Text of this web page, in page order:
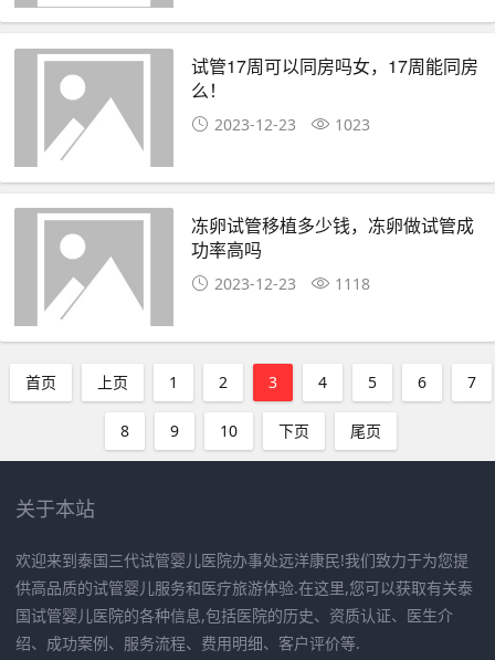
试管17周可以同房吗女，17周能同房
么！
2023-12-23 1023
冻卵试管移植多少钱，冻卵做试管成
功率高吗
2023-12-23 1118
首页 上页 1 2 3 4 5 6 7
8 9 10 下页 尾页
关于本站
欢迎来到泰国三代试管婴儿医院办事处远洋康民!我们致力于为您提
供高品质的试管婴儿服务和医疗旅游体验.在这里,您可以获取有关泰
国试管婴儿医院的各种信息,包括医院的历史、资质认证、医生介
绍、成功案例、服务流程、费用明细、客户评价等.